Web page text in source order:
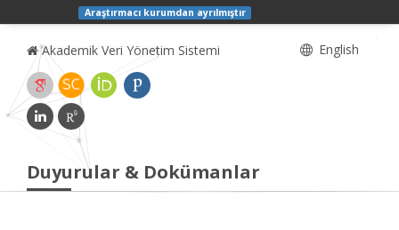
Araştırmacı kurumdan ayrılmıştır
Akademik Veri Yönetim Sistemi English
Duyurular & Dokümanlar